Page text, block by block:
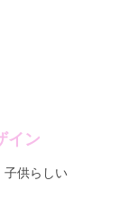
イン
子供らしい